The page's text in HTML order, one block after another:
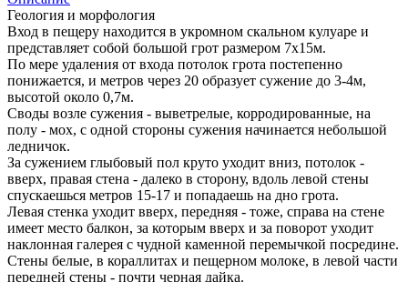
Геология и морфология
Вход в пещеру находится в укромном скальном кулуаре и
представляет собой большой грот размером 7х15м.
По мере удаления от входа потолок грота постепенно
понижается, и метров через 20 образует сужение до 3-4м,
высотой около 0,7м.
Своды возле сужения - выветрелые, корродированные, на
полу - мох, с одной стороны сужения начинается небольшой
ледничок.
За сужением глыбовый пол круто уходит вниз, потолок -
вверх, правая стена - далеко в сторону, вдоль левой стены
спускаешься метров 15-17 и попадаешь на дно грота.
Левая стенка уходит вверх, передняя - тоже, справа на стене
имеет место балкон, за которым вверх и за поворот уходит
наклонная галерея с чудной каменной перемычкой посредине.
Стены белые, в кораллитах и пещерном молоке, в левой части
передней стены - почти черная дайка.